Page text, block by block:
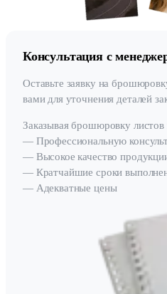
Консультация с
Оставьте заявку на
вами для уточнения деталей
Заказывая брошюровку
— Профессиональную
— Высокое качество
— Кратчайшие сроки
— Адекватные цены